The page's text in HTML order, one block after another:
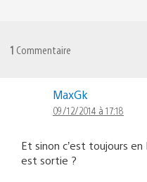
1 Commentaire
MaxGk
09/12/2014 à 17:18
Et sinon c’est toujours
est sortie ?